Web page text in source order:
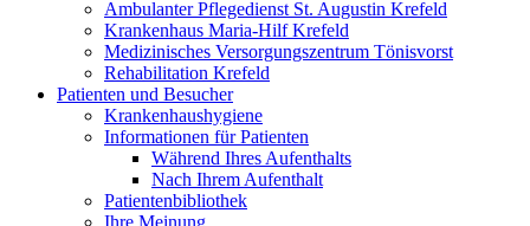
Ambulanter Pflegedienst St. Augustin Krefeld
Krankenhaus Maria-Hilf Krefeld
Medizinisches Versorgungszentrum Tönisvorst
Rehabilitation Krefeld
Patienten und Besucher
Krankenhaushygiene
Informationen für Patienten
Während Ihres Aufenthalts
Nach Ihrem Aufenthalt
Patientenbibliothek
Ihre Meinung